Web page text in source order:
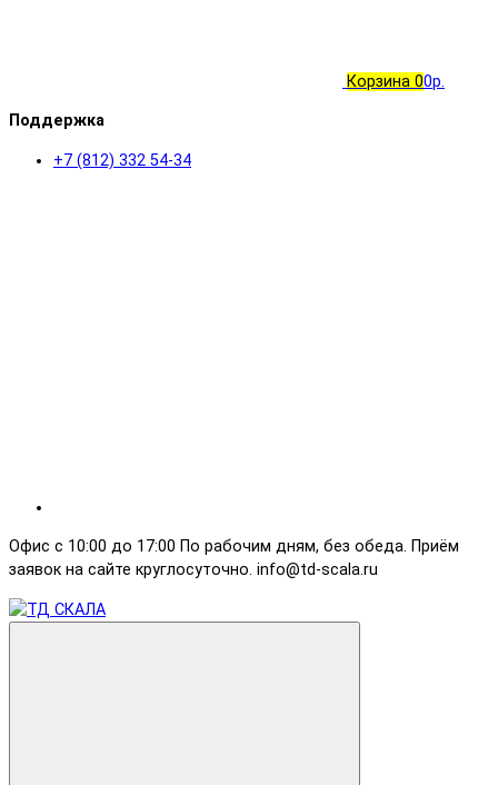
Корзина 00р.
Поддержка
+7 (812) 332 54-34
Офис с 10:00 до 17:00 По рабочим дням, без обеда. Приём
заявок на сайте круглосуточно. info@td-scala.ru